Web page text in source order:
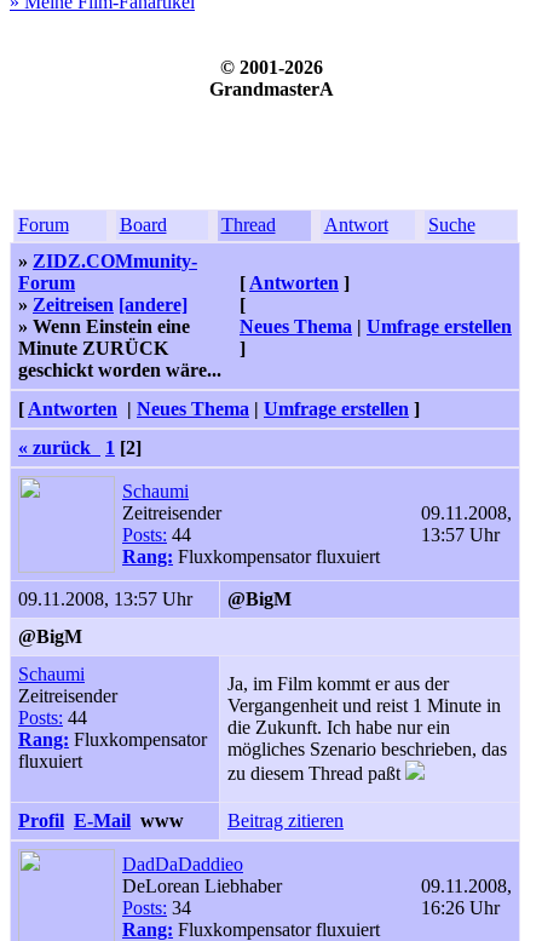
© 2001-2026
GrandmasterA
Forum Board Thread Antwort
Suche
» ZIDZ.COMmunity-
Forum
» Zeitreisen [andere]
» Wenn Einstein eine
Minute ZURÜCK
geschickt worden wäre...
[ Antworten ]
[
Neues Thema | Umfrage erstellen
]
[ Antworten | Neues Thema | Umfrage erstellen ]
« zurück
1 [2]
Schaumi
Zeitreisender
Posts: 44
Rang: Fluxkompensator fluxuiert
09.11.2008,
13:57 Uhr
09.11.2008, 13:57 Uhr
@BigM
@BigM
Schaumi
Zeitreisender
Posts: 44
Rang: Fluxkompensator
fluxuiert
Ja, im Film kommt er aus der
Vergangenheit und reist 1 Minute in
die Zukunft. Ich habe nur ein
mögliches Szenario beschrieben, das
zu diesem Thread paßt
Profil E-Mail www Beitrag zitieren
DadDaDaddieo
DeLorean Liebhaber
Posts: 34
Rang: Fluxkompensator fluxuiert
09.11.2008,
16:26 Uhr